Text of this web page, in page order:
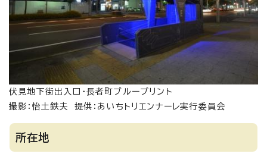
伏見地下街出入口・長者町ブループリント
撮影：怡土鉄夫 提供：あいちトリエンナーレ実行委員会
所在地